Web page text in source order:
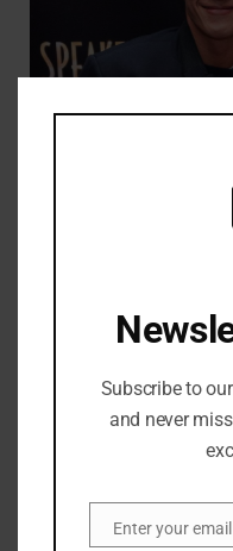
Amy Dowden memuji
Subscribe to
and never
EmailEnter your